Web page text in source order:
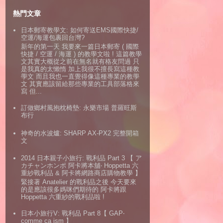
熱門文章
日本郵寄教學文: 如何寄送EMS國際快捷/
空運/海運包裹回台灣?
新年的第一天 我要來一篇日本郵寄 ( 國際
快捷 / 空運 / 海運 ) 的教學文啦 ! 這篇教學
文其實大概從之前在無名就有格友問過 只
是我真的太懶惰 加上我很不擅長寫這種教
學文 而且我也一直覺得像這種專業的教學
文 其實應該留給那些專業的工具部落格來
寫 但...
訂做鄉村風抱枕椅墊: 永樂市場 普羅旺斯
布行
神奇的水波爐: SHARP AX-PX2 完整開箱
文
2014 日本親子小旅行: 戰利品 Part 3 【 ア
カチャンホンポ 阿卡將本舖‧ Hoppetta 六
重紗戰利品 & 阿卡將網路商店購物教學 】
緊接著 Anatelier 的戰利品之後 今天要來
的是應該很多媽咪們期待的 阿卡將跟
Hoppetta 六重紗的戰利品啦 !
日本小旅行V: 戰利品 Part 8【 GAP‧
comme ca ism 】